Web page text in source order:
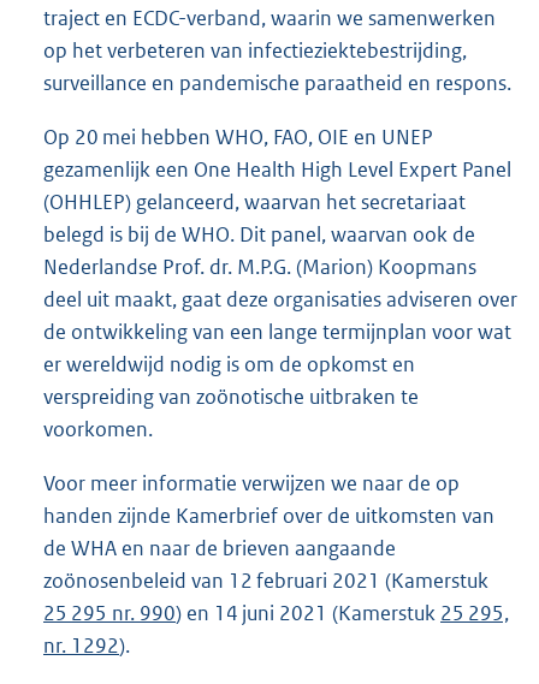
traject en ECDC-verband, waarin we samenwerken
op het verbeteren van infectieziektebestrijding,
surveillance en pandemische paraatheid en respons.
Op 20 mei hebben WHO, FAO, OIE en UNEP
gezamenlijk een One Health High Level Expert Panel
(OHHLEP) gelanceerd, waarvan het secretariaat
belegd is bij de WHO. Dit panel, waarvan ook de
Nederlandse Prof. dr. M.P.G. (Marion) Koopmans
deel uit maakt, gaat deze organisaties adviseren over
de ontwikkeling van een lange termijnplan voor wat
er wereldwijd nodig is om de opkomst en
verspreiding van zoönotische uitbraken te
voorkomen.
Voor meer informatie verwijzen we naar de op
handen zijnde Kamerbrief over de uitkomsten van
de WHA en naar de brieven aangaande
zoönosenbeleid van 12 februari 2021 (Kamerstuk
25 295 nr. 990) en 14 juni 2021 (Kamerstuk 25 295,
nr. 1292).